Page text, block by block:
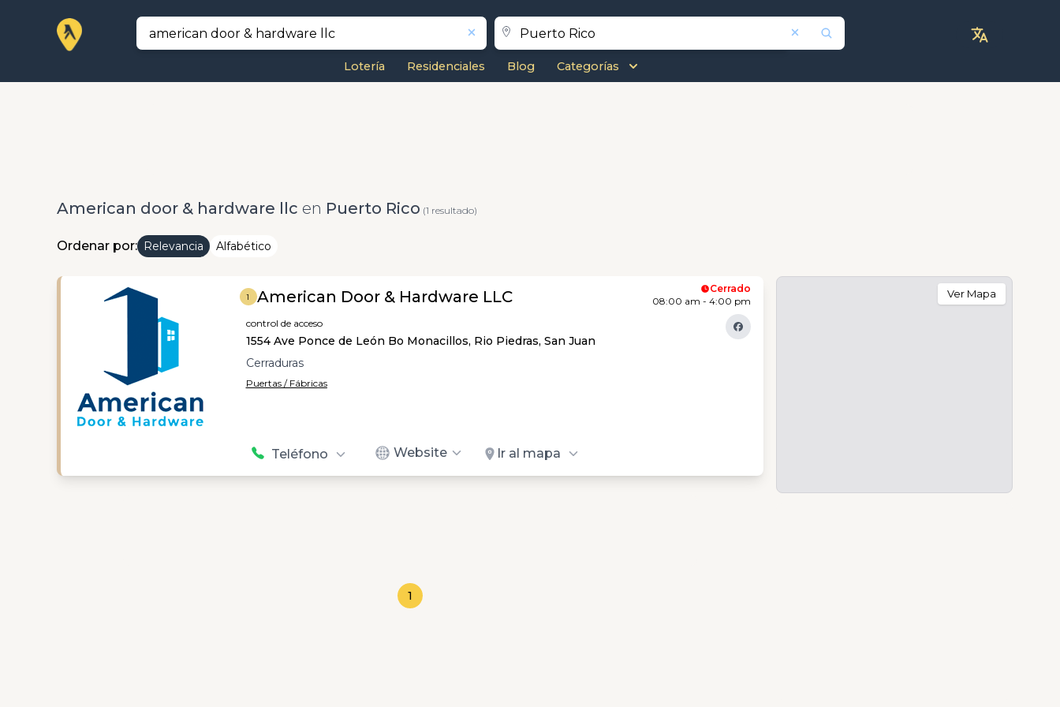
Lotería Residenciales Blog Categorías
American door & hardware llc en Puerto Rico (1 resultado)
Ordenar por: Relevancia Alfabético
1 American Door & Hardware LLC
control de acceso
1554 Ave Ponce de León Bo Monacillos, Rio Piedras, San Juan
Cerraduras
Puertas / Fábricas
Teléfono Website Ir al mapa
Cerrado
08:00 am - 4:00 pm
1
Ver Mapa